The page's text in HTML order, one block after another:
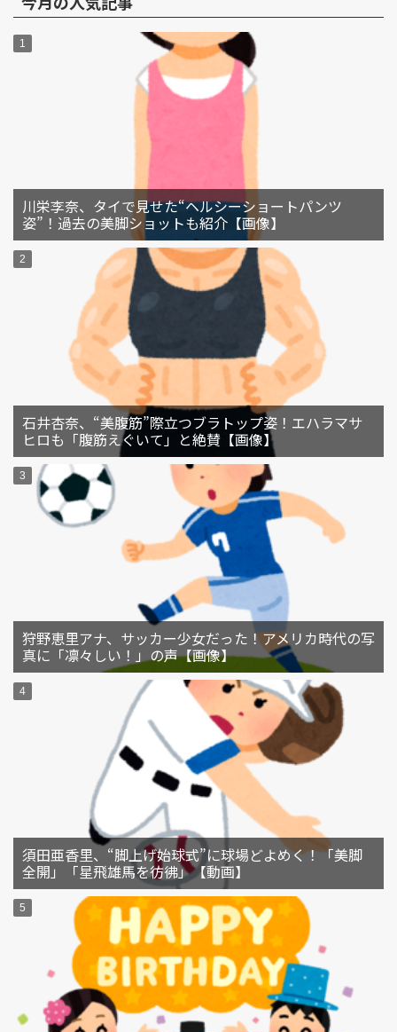
川栄李奈、タイで見せた“ヘルシーショートパンツ
姿”！過去の美脚ショットも紹介【画像】
石井杏奈、“美腹筋”際立つブラトップ姿！エハラマサ
ヒロも「腹筋えぐいて」と絶賛【画像】
狩野恵里アナ、サッカー少女だった！アメリカ時代の写
真に「凛々しい！」の声【画像】
須田亜香里、“脚上げ始球式”に球場どよめく！「美脚
全開」「星飛雄馬を彷彿」【動画】